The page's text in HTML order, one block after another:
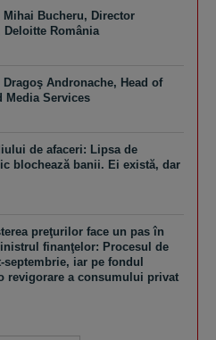
Bucheru, Director
România
Andronache, Head of
Media Services
de afaceri: Lipsa de
blochează banii. Ei există, dar
preţurilor face un pas în
finanţelor: Procesul de
iar pe fondul
revigorare a consumului privat